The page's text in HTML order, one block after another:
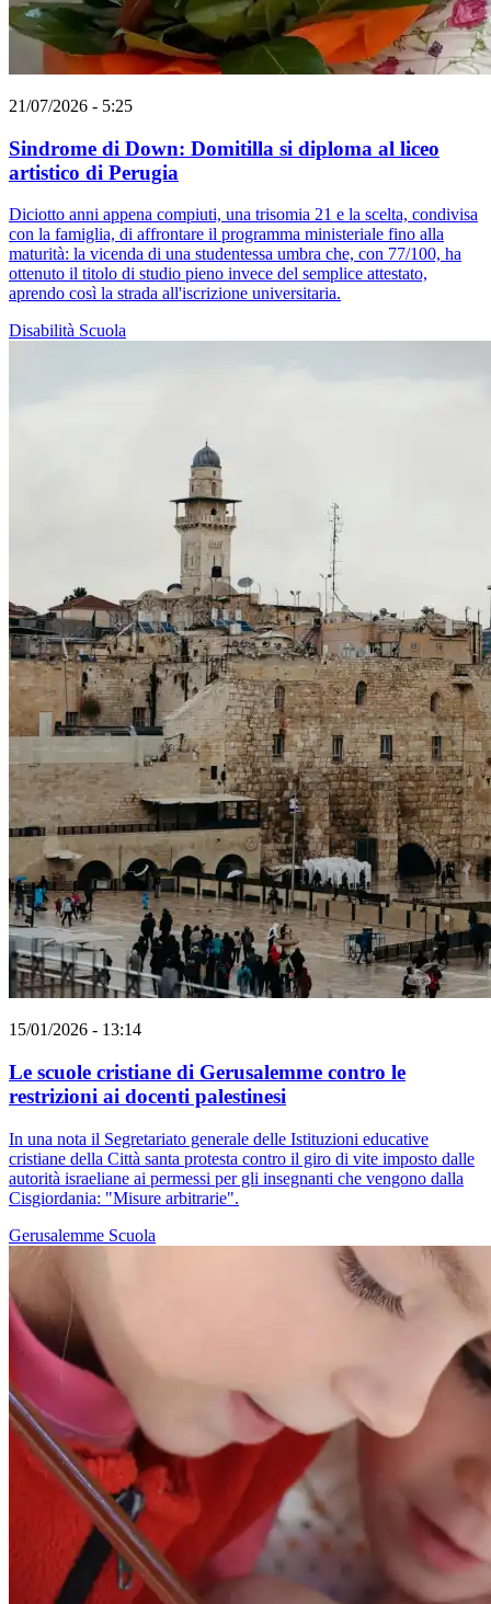
21/07/2026 - 5:25
Sindrome di Down: Domitilla si diploma al liceo
artistico di Perugia
Diciotto anni appena compiuti, una trisomia 21 e la scelta, condivisa
con la famiglia, di affrontare il programma ministeriale fino alla
maturità: la vicenda di una studentessa umbra che, con 77/100, ha
ottenuto il titolo di studio pieno invece del semplice attestato,
aprendo così la strada all'iscrizione universitaria.
Disabilità Scuola
15/01/2026 - 13:14
Le scuole cristiane di Gerusalemme contro le
restrizioni ai docenti palestinesi
In una nota il Segretariato generale delle Istituzioni educative
cristiane della Città santa protesta contro il giro di vite imposto dalle
autorità israeliane ai permessi per gli insegnanti che vengono dalla
Cisgiordania: "Misure arbitrarie".
Gerusalemme Scuola